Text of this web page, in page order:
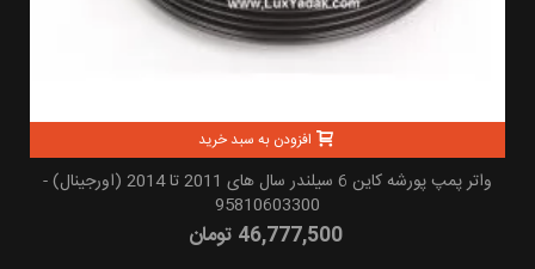
افزودن به سبد خرید
واتر پمپ پورشه کاین 6 سیلندر سال های 2011 تا 2014 (اورجینال) -
95810603300
46,777,500 تومان